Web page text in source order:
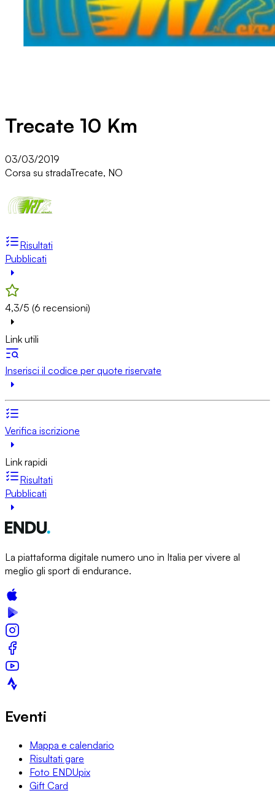
Trecate 10 Km
03/03/2019
Corsa su stradaTrecate, NO
Risultati
Pubblicati
4,3/5 (6 recensioni)
Link utili
Inserisci il codice per quote riservate
Verifica iscrizione
Link rapidi
Risultati
Pubblicati
La piattaforma digitale numero uno in Italia per vivere al
meglio gli sport di endurance.
Eventi
Mappa e calendario
Risultati gare
Foto ENDUpix
Gift Card